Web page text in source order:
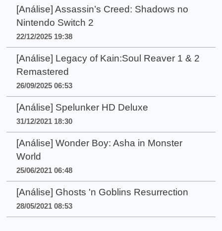
[Análise] Assassin’s Creed: Shadows no
Nintendo Switch 2
22/12/2025 19:38
[Análise] Legacy of Kain:Soul Reaver 1 & 2
Remastered
26/09/2025 06:53
[Análise] Spelunker HD Deluxe
31/12/2021 18:30
[Análise] Wonder Boy: Asha in Monster
World
25/06/2021 06:48
[Análise] Ghosts 'n Goblins Resurrection
28/05/2021 08:53